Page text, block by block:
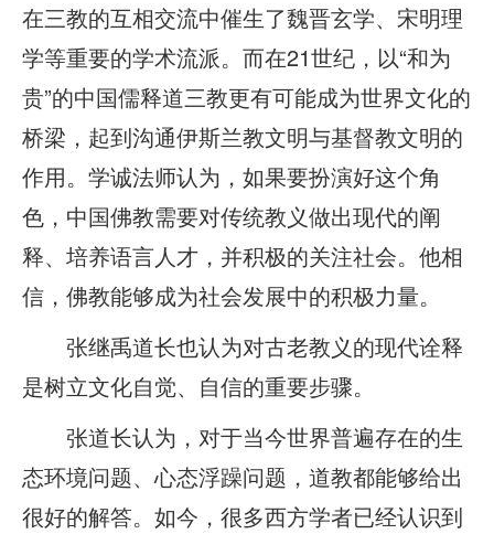
在三教的互相交流中催生了魏晋玄学、宋明理
学等重要的学术流派。而在21世纪，以“和为
贵”的中国儒释道三教更有可能成为世界文化的
桥梁，起到沟通伊斯兰教文明与基督教文明的
作用。学诚法师认为，如果要扮演好这个角
色，中国佛教需要对传统教义做出现代的阐
释、培养语言人才，并积极的关注社会。他相
信，佛教能够成为社会发展中的积极力量。
张继禹道长也认为对古老教义的现代诠释
是树立文化自觉、自信的重要步骤。
张道长认为，对于当今世界普遍存在的生
态环境问题、心态浮躁问题，道教都能够给出
很好的解答。如今，很多西方学者已经认识到